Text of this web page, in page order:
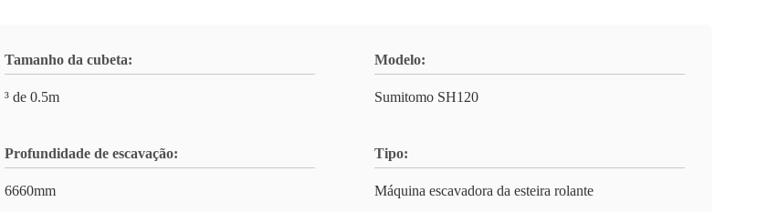
Tamanho da cubeta:
³ de 0.5m
Modelo:
Sumitomo SH120
Profundidade de escavação:
6660mm
Tipo:
Máquina escavadora da esteira rolante